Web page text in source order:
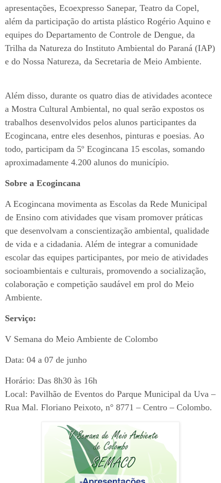
apresentações, Ecoexpresso Sanepar, Teatro da Copel,
além da participação do artista plástico Rogério Aquino e
equipes do Departamento de Controle de Dengue, da
Trilha da Natureza do Instituto Ambiental do Paraná (IAP)
e do Nossa Natureza, da Secretaria de Meio Ambiente.
Além disso, durante os quatro dias de atividades acontece
a Mostra Cultural Ambiental, no qual serão expostos os
trabalhos desenvolvidos pelos alunos participantes da
Ecogincana, entre eles desenhos, pinturas e poesias. Ao
todo, participam da 5º Ecogincana 15 escolas, somando
aproximadamente 4.200 alunos do município.
Sobre a Ecogincana
A Ecogincana movimenta as Escolas da Rede Municipal
de Ensino com atividades que visam promover práticas
que desenvolvam a conscientização ambiental, qualidade
de vida e a cidadania. Além de integrar a comunidade
escolar das equipes participantes, por meio de atividades
socioambientais e culturais, promovendo a socialização,
colaboração e competição saudável em prol do Meio
Ambiente.
Serviço:
V Semana do Meio Ambiente de Colombo
Data: 04 a 07 de junho
Horário: Das 8h30 às 16h
Local: Pavilhão de Eventos do Parque Municipal da Uva –
Rua Mal. Floriano Peixoto, n° 8771 – Centro – Colombo.